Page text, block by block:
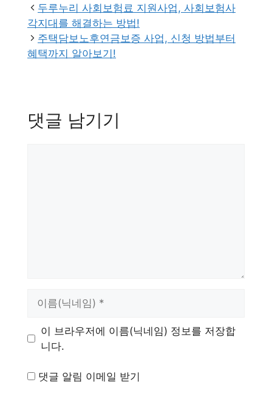
테
고
리
두루누리 사회보험료 지원사업, 사회보험사
각지대를 해결하는 방법!
주택담보노후연금보증 사업, 신청 방법부터
혜택까지 알아보기!
댓글 남기기
이 브라우저에 이름(닉네임) 정보를 저장합
니다.
댓글 알림 이메일 받기